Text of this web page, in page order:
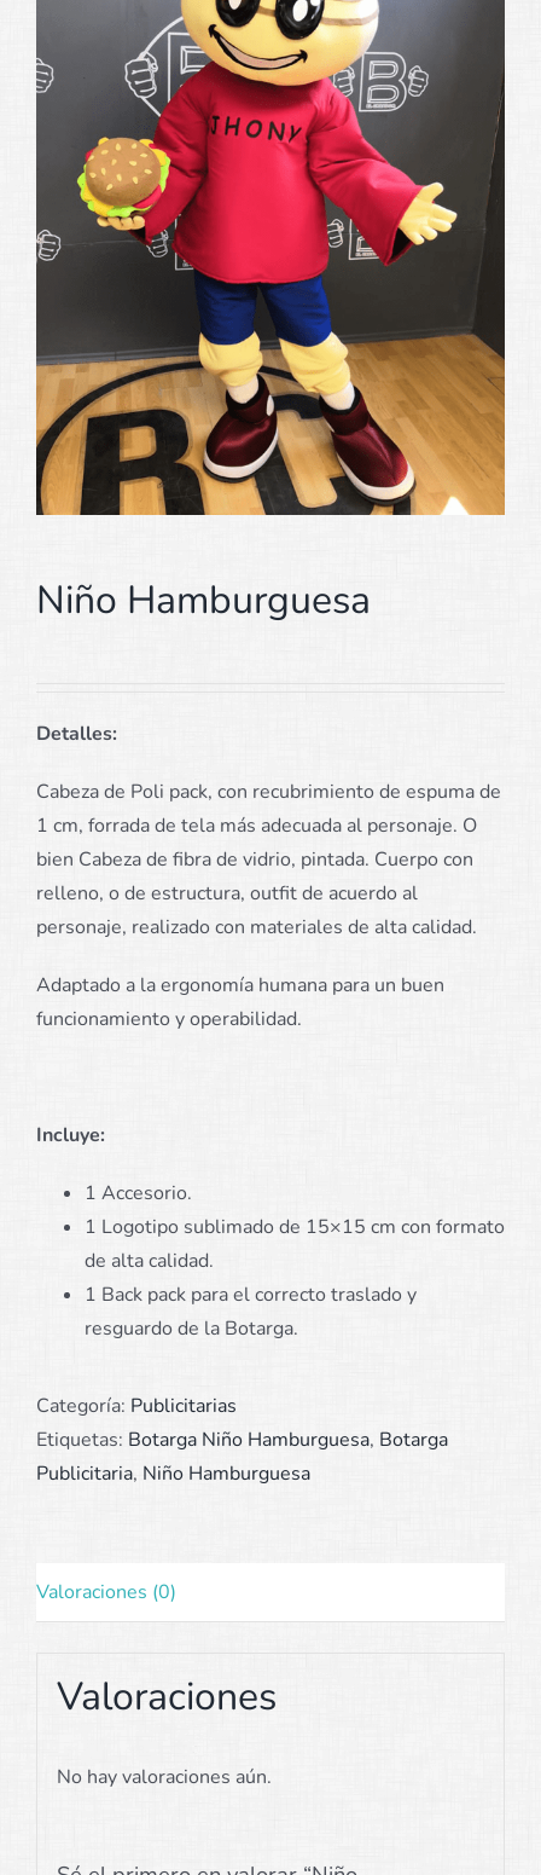
Niño Hamburguesa
Detalles:
Cabeza de Poli pack, con recubrimiento de espuma de
1 cm, forrada de tela más adecuada al personaje. O
bien Cabeza de fibra de vidrio, pintada. Cuerpo con
relleno, o de estructura, outfit de acuerdo al
personaje, realizado con materiales de alta calidad.
Adaptado a la ergonomía humana para un buen
funcionamiento y operabilidad.
Incluye:
1 Accesorio.
1 Logotipo sublimado de 15×15 cm con formato
de alta calidad.
1 Back pack para el correcto traslado y
resguardo de la Botarga.
Categoría: Publicitarias
Etiquetas: Botarga Niño Hamburguesa, Botarga
Publicitaria, Niño Hamburguesa
Valoraciones (0)
Valoraciones
No hay valoraciones aún.